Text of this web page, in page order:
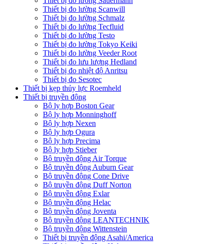
Thiết bị đo lường Scanwill
Thiết bị đo lường Schmalz
Thiết bị đo lường Tecfluid
Thiết bị đo lường Testo
Thiết bị đo lường Tokyo Keiki
Thiết bị đo lường Veeder Root
Thiết bị đo lưu lượng Hedland
Thiết bị đo nhiệt độ Anritsu
Thiết bị đo Sesotec
Thiết bị kẹp thủy lực Roemheld
Thiết bị truyền động
Bộ ly hợp Boston Gear
Bộ ly hợp Monninghoff
Bộ ly hợp Nexen
Bộ ly hợp Ogura
Bộ ly hợp Precima
Bộ ly hợp Stieber
Bộ truyền động Air Torque
Bộ truyền động Auburn Gear
Bộ truyền động Cone Drive
Bộ truyền động Duff Norton
Bộ truyền động Exlar
Bộ truyền động Helac
Bộ truyền động Joventa
Bộ truyền động LEANTECHNIK
Bộ truyền động Wittenstein
Thiết bị truyền động Asahi/America